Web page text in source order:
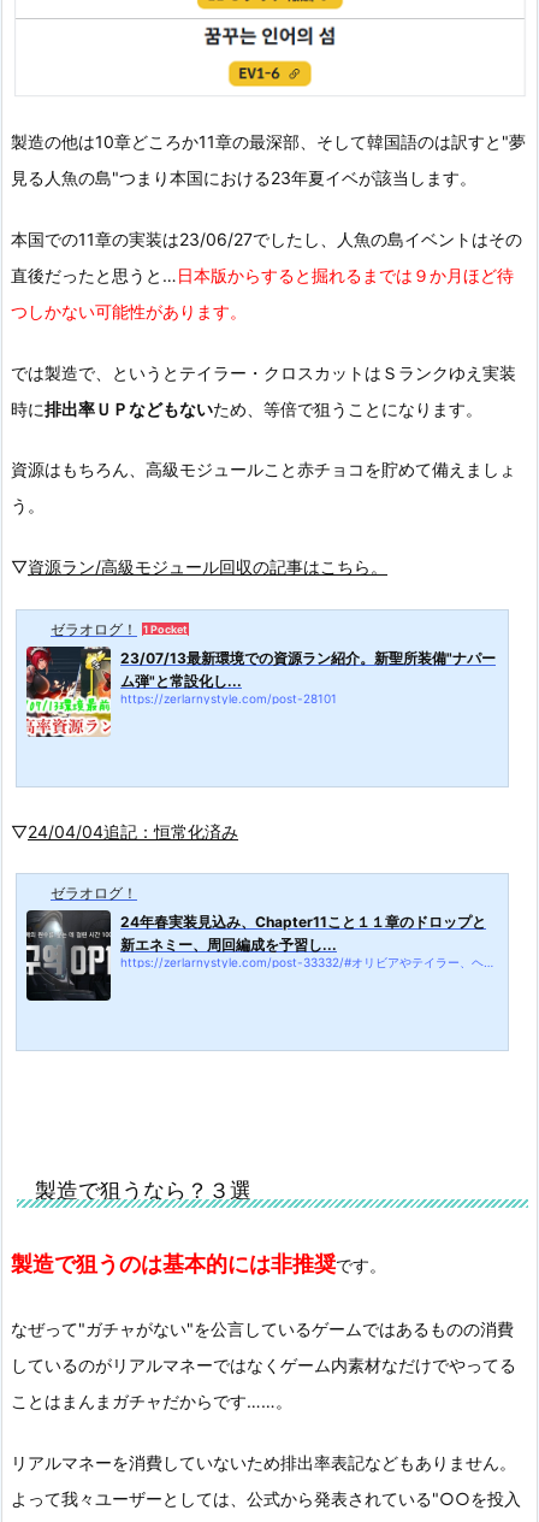
製造の他は10章どころか11章の最深部、そして韓国語のは訳すと"夢
見る人魚の島"つまり本国における23年夏イベが該当します。
本国での11章の実装は23/06/27でしたし、人魚の島イベントはその
直後だったと思うと…日本版からすると掘れるまでは９か月ほど待
つしかない可能性があります。
では製造で、というとテイラー・クロスカットはＳランクゆえ実装
時に排出率ＵＰなどもないため、等倍で狙うことになります。
資源はもちろん、高級モジュールこと赤チョコを貯めて備えましょ
う。
▽資源ラン/高級モジュール回収の記事はこちら。
ゼラオログ！ 1 Pocket
23/07/13最新環境での資源ラン紹介。新聖所装備"ナパー
ム弾"と常設化し...
https://zerlarnystyle.com/post-28101
▽24/04/04追記：恒常化済み
ゼラオログ！
24年春実装見込み、Chapter11こと１１章のドロップと
新エネミー、周回編成を予習し...
https://zerlarnystyle.com/post-33332/#オリビアやテイラー、ヘルが初回クリア報酬に
製造で狙うなら？３選
製造で狙うのは基本的には非推奨です。
なぜって"ガチャがない"を公言しているゲームではあるものの消費
しているのがリアルマネーではなくゲーム内素材なだけでやってる
ことはまんまガチャだからです……。
リアルマネーを消費していないため排出率表記などもありません。
よって我々ユーザーとしては、公式から発表されている"○○を投入